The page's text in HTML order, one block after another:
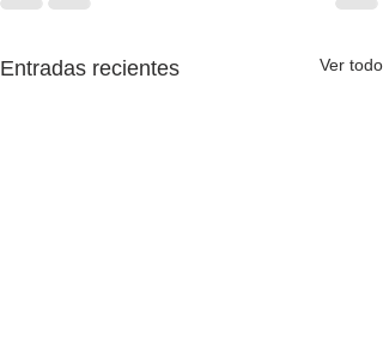
Entradas recientes Ver todo